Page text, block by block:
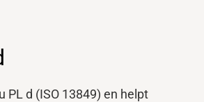
PL d (ISO 13849) en helpt